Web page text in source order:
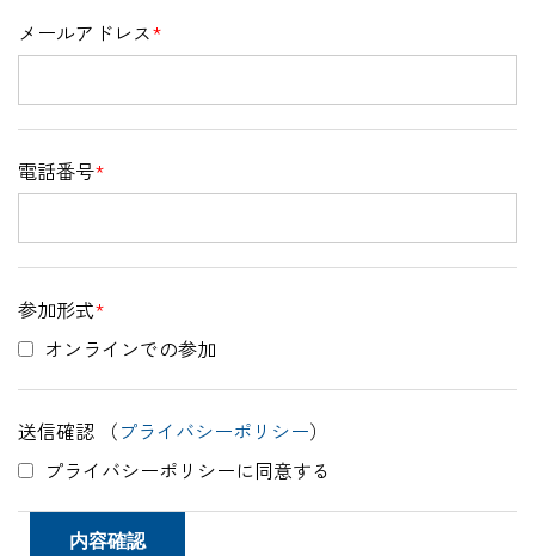
メールアドレス*
電話番号*
参加形式*
オンラインでの参加
送信確認 （プライバシーポリシー）
プライバシーポリシーに同意する